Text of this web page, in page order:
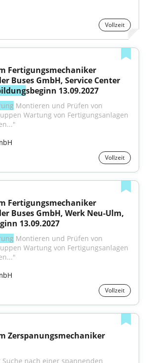
Vollzeit
Fertigungsmechaniker
Buses GmbH, Service Center
sbeginn 13.09.2027
Montieren und Prüfen von
Wartung von Fertigungsanlagen
Vollzeit
Fertigungsmechaniker
13.09.2027
Montieren und Prüfen von
Wartung von Fertigungsanlagen
Vollzeit
Zerspanungsmechaniker